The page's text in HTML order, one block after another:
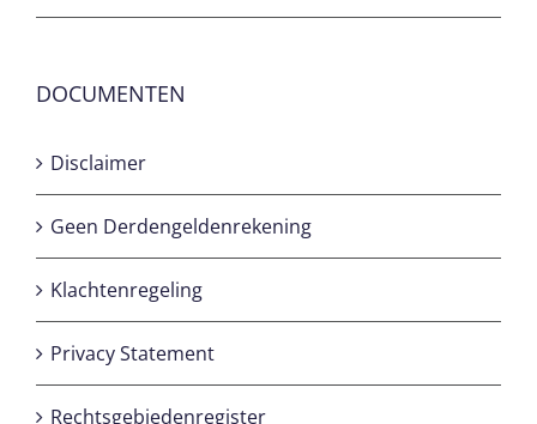
DOCUMENTEN
Disclaimer
Geen Derdengeldenrekening
Klachtenregeling
Privacy Statement
Rechtsgebiedenregister